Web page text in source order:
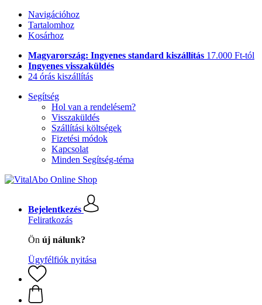
Navigációhoz
Tartalomhoz
Kosárhoz
Magyarország: Ingyenes standard kiszállítás 17.000 Ft-tól
Ingyenes visszaküldés
24 órás kiszállítás
Segítség
Hol van a rendelésem?
Visszaküldés
Szállítási költségek
Fizetési módok
Kapcsolat
Minden Segítség-téma
Bejelentkezés
Feliratkozás
Ön új nálunk?
Ügyfélfiók nyitása